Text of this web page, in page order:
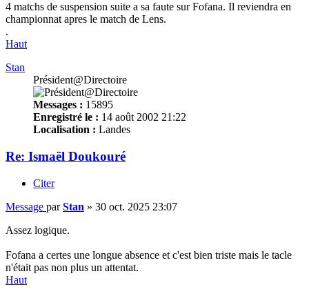
4 matchs de suspension suite a sa faute sur Fofana. Il reviendra en
championnat apres le match de Lens.
.
Haut
Stan
Président@Directoire
Messages : 15895
Enregistré le : 14 août 2002 21:22
Localisation : Landes
Re: Ismaël Doukouré
Citer
Message parStan » 30 oct. 2025 23:07
Assez logique.
Fofana a certes une longue absence et c'est bien triste mais le tacle
n'était pas non plus un attentat.
Haut